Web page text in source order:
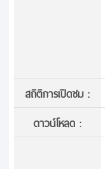
สถิติการเปิดชม :
ดาวน์โหลด :